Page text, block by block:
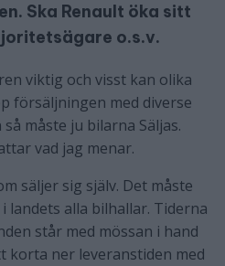
Ska Renault öka sitt
o.s.v.
viktig och visst kan olika
försäljningen med diverse
måste ju bilarna Säljas.
vad jag menar.
säljer sig själv. Det måste
landets alla bilhallar. Tiderna
står med mössan i hand
korta ner leveranstiden med